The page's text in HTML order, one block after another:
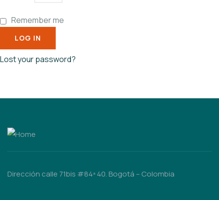
Remember me
LOG IN
Lost your password?
Dirección calle 71bis #84ª 40. Bogotá – Colombia